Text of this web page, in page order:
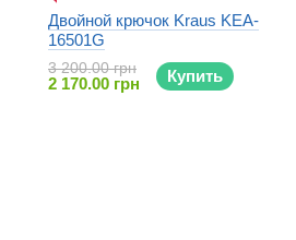
Двойной крючок Kraus KEA-
16501G
3 200.00 грн
2 170.00 грн Купить